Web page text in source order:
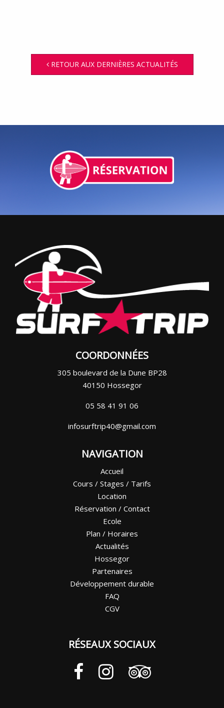
RETOUR AUX DERNIÈRES ACTUALITÉS
COORDONNÉES
305 boulevard de la Dune BP28
40150 Hossegor
05 58 41 91 06
infosurftrip40@gmail.com
NAVIGATION
Accueil
Cours / Stages / Tarifs
Location
Réservation / Contact
Ecole
Plan / Horaires
Actualités
Hossegor
Partenaires
Développement durable
FAQ
CGV
RÉSEAUX SOCIAUX